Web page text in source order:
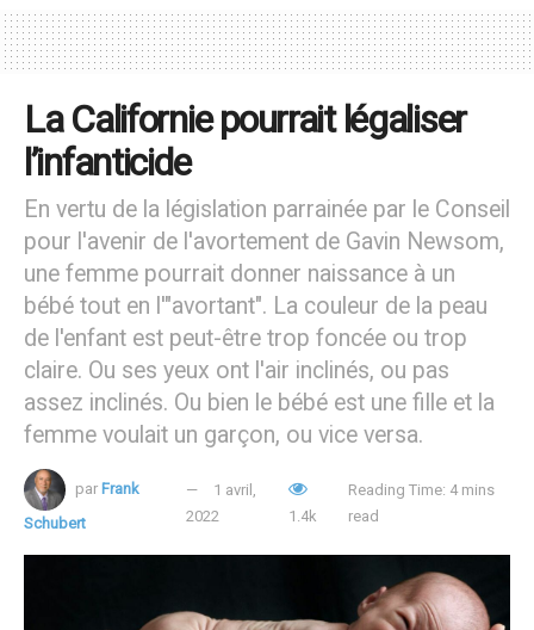
roumaine. Comme le rapporte AgenSir, selon les
organisateurs, le nombre d’avortements est resté élevé
depuis 1958 – date à laquelle l’avortement a été libéralisé
en Roumanie – jusqu’à aujourd’hui, indépendamment du
régime politique du pays ou du statut de légalité de
l’avortement.
23 millions d’interruptions de grossesse
Les chiffres officiels parlent de 23 millionsd’avortements
pratiqués en Roumanie au cours des 63 dernières années,
un chiffre qui dépasse la population actuelle du pays
(environ vingt millions). Les données de l’Organisation
Mondiale de la Santé (OMS), publiées en 2013 par Life
Site News, montrent que la Roumanie a l’un des taux les
naissances vivantes, soit le double de la moyenne
officielle des avortements dans l’Union Européenne. En
1990, le nombre d’avortements par rapport au nombre de
naissances vivantes était de trois à trois un. En 2013, le
taux d’avortement en Roumanie était le deuxième plus
La Californie pourrait légaliser
l’infanticide
En vertu de la législation parrainée par le Conseil
pour l'avenir de l'avortement de Gavin Newsom,
une femme pourrait donner naissance à un
bébé tout en l'"avortant". La couleur de la peau
de l'enfant est peut-être trop foncée ou trop
claire. Ou ses yeux ont l'air inclinés, ou pas
assez inclinés. Ou bien le bébé est une fille et la
femme voulait un garçon, ou vice versa.
par Frank
Schubert
1 avril,
2022
1.4k
Reading Time: 4 mins
read